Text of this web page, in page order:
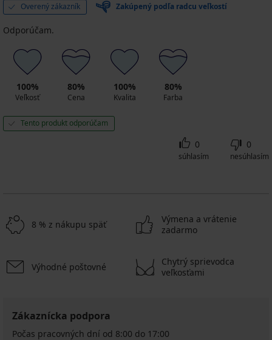
Overený zákazník Zakúpený podľa radcu veľkostí
Odporúčam.
100%
Veľkosť
80%
Cena
100%
Kvalita
80%
Farba
Tento produkt odporúčam
0
súhlasím
0
nesúhlasím
8 % z nákupu späť
Výmena a vrátenie
zadarmo
Výhodné poštovné
Chytrý sprievodca
veľkosťami
Zákaznícka podpora
Počas pracovných dní od 8:00 do 17:00